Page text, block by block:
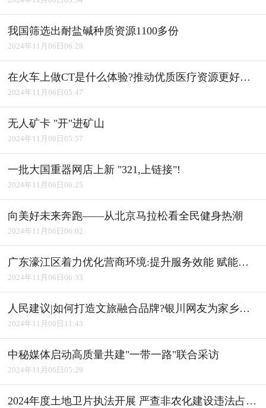
我国筛选出耐盐碱种质资源1100多份
2024年11月06日06:28
在火车上做CT是什么体验?推动优质医疗资源更好惠及基层
2024年11月06日05:47
无人矿卡 "开"进矿山
2024年11月06日05:57
一批大国重器网店上新 "321,上链接"!
2024年11月06日06:25
向美好未来奔跑――从北京马拉松看全民健身热潮
2024年11月06日06:02
广东濠江区着力优化营商环境:提升服务效能 赋能产业发展
2024年11月06日06:33
人民建议|如何打造文旅融合品牌?银川网友为家乡建言获积极回应
2024年11月06日11:43
中秘媒体启动高质量共建"一带一路"联合采访
2024年11月06日05:29
2024年度土地卫片执法开展 严查非农化建设违法占用耕地